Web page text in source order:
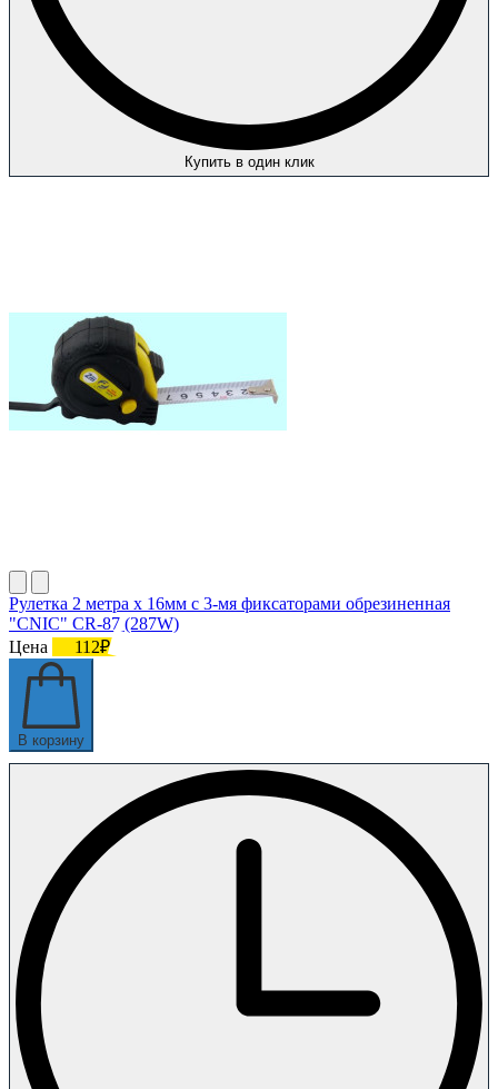
Купить в один клик
Рулетка 2 метра х 16мм с 3-мя фиксаторами обрезиненная
"CNIC" CR-87 (287W)
Цена
112₽
В корзину